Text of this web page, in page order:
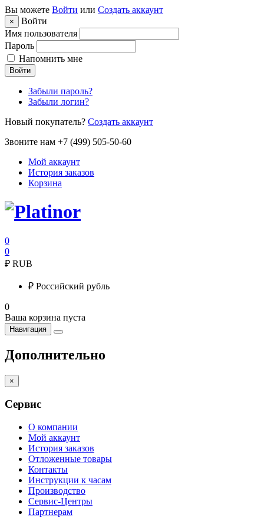
Вы можете Войти или Создать аккаунт
×
Войти
Имя пользователя
Пароль
Напомнить мне
Войти
Забыли пароль?
Забыли логин?
Новый покупатель? Создать аккаунт
Звоните нам +7 (499) 505-50-60
Мой аккаунт
История заказов
Корзина
0
0
₽ RUB
₽ Российский рубль
0
Ваша корзина пуста
Навигация
Дополнительно
×
Сервис
О компании
Мой аккаунт
История заказов
Отложенные товары
Контакты
Инструкции к часам
Производство
Сервис-Центры
Партнерам